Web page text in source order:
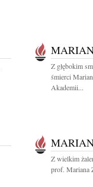
Z głębokim
śmierci
Akademii...
Z wielkim
prof. Mariana